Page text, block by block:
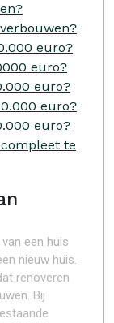
euro?
euro?
euro?
euro?
euro?
te
een huis
nieuw huis.
renoveren
Bij